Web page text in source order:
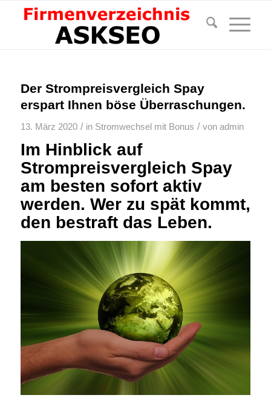
Der Strompreisvergleich Spay
erspart Ihnen böse Überraschungen.
13. März 2020 / in Stromwechsel mit Bonus / von admin
Im Hinblick auf
Strompreisvergleich Spay
am besten sofort aktiv
werden. Wer zu spät kommt,
den bestraft das Leben.